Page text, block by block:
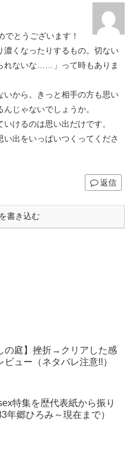
でとうございます！
くなったりするもの。切ない
れないな……」って時もありま
いから。きっと相手の方も思い
じゃないでしょうか。
けるのは思い出だけです。
出をいっぱいつくってくださ
返信
書き込む
の庭】挫折→クリアした感
ビュー（ネタバレ注意!!）
特集を歴代表紙から振り
年郷ひろみ～現在まで）